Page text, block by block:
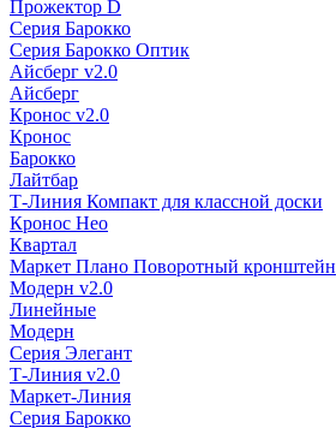
Прожектор D
Серия Барокко
Серия Барокко Оптик
Айсберг v2.0
Айсберг
Кронос v2.0
Кронос
Барокко
Лайтбар
Т-Линия Компакт для классной доски
Кронос Нео
Квартал
Маркет Плано Поворотный кронштейн
Модерн v2.0
Линейные
Модерн
Серия Элегант
Т-Линия v2.0
Маркет-Линия
Серия Барокко